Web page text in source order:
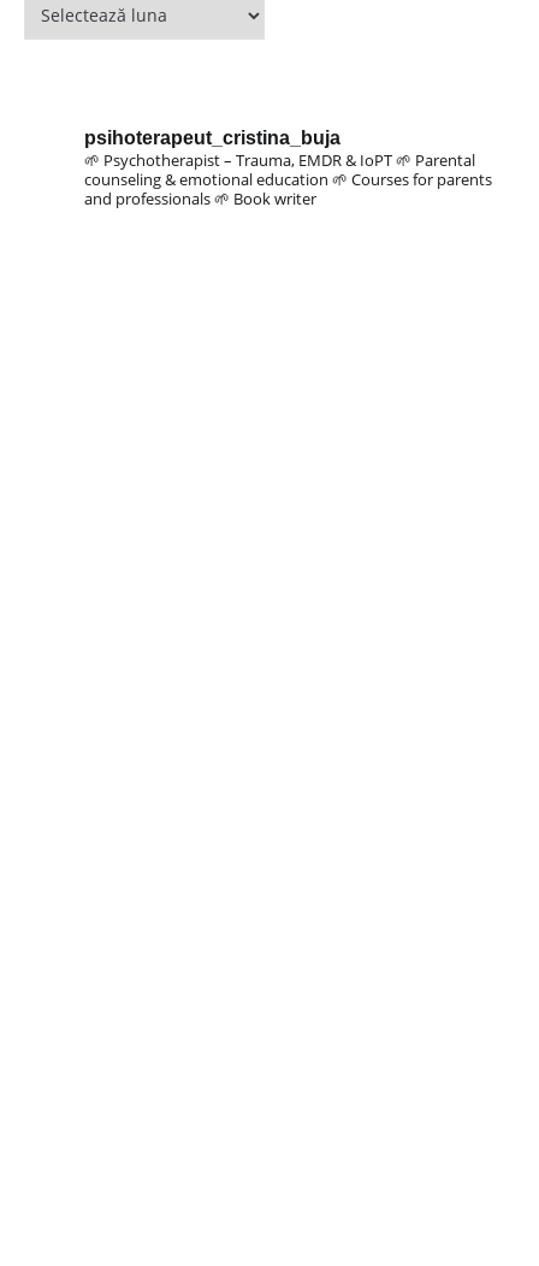
psihoterapeut_cristina_buja
🌱 Psychotherapist – Trauma, EMDR & IoPT🌱 Parental
counseling & emotional education 🌱 Courses for parents
and professionals🌱 Book writer